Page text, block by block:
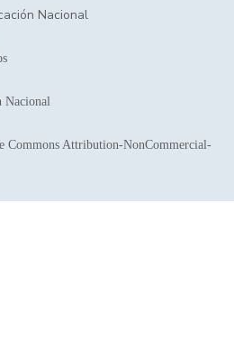
Nacional
Nacional
Commons Attribution-NonCommercial-